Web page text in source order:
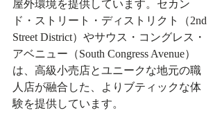
屋外環境を提供しています。セカン
ド・ストリート・ディストリクト（2nd
Street District）やサウス・コングレス・
アベニュー（South Congress Avenue）
は、高級小売店とユニークな地元の職
人店が融合した、よりブティックな体
験を提供しています。